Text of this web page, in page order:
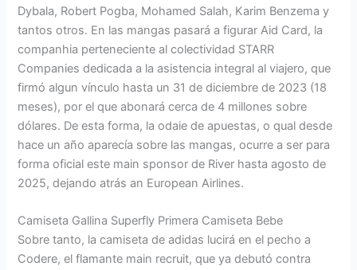
Dybala, Robert Pogba, Mohamed Salah, Karim Benzema y
tantos otros. En las mangas pasará a figurar Aid Card, la
companhia perteneciente al colectividad STARR
Companies dedicada a la asistencia integral al viajero, que
firmó algun vínculo hasta un 31 de diciembre de 2023 (18
meses), por el que abonará cerca de 4 millones sobre
dólares. De esta forma, la odaie de apuestas, o qual desde
hace un año aparecía sobre las mangas, ocurre a ser para
forma oficial este main sponsor de River hasta agosto de
2025, dejando atrás an European Airlines.
Camiseta Gallina Superfly Primera Camiseta Bebe
Sobre tanto, la camiseta de adidas lucirá en el pecho a
Codere, el flamante main recruit, que ya debutó contra